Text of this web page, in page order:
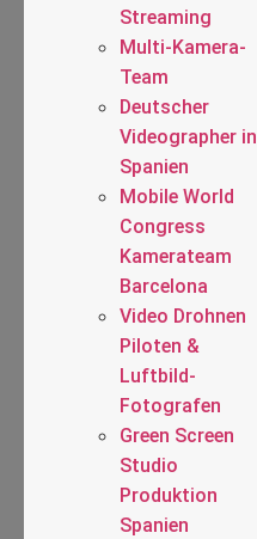
Streaming
Multi-Kamera-
Team
Deutscher
Videographer in
Spanien
Mobile World
Congress
Kamerateam
Barcelona
Video Drohnen
Piloten &
Luftbild-
Fotografen
Green Screen
Studio
Produktion
Spanien